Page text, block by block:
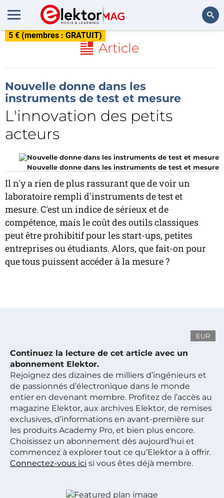
5 € (membres : GRATUIT)
Article
Nouvelle donne dans les
instruments de test et mesure
L'innovation des petits
acteurs
Nouvelle donne dans les instruments de test et mesure
Il n'y a rien de plus rassurant que de voir un
laboratoire rempli d'instruments de test et
mesure. C'est un indice de sérieux et de
compétence, mais le coût des outils classiques
peut être prohibitif pour les start-ups, petites
entreprises ou étudiants. Alors, que fait-on pour
que tous puissent accéder à la mesure ?
EUR
Continuez la lecture de cet article avec un
abonnement Elektor.
Rejoignez des dizaines de milliers d’ingénieurs et
de passionnés d’électronique dans le monde
entier en devenant membre. Profitez de l’accès au
magazine Elektor, aux archives Elektor, de remises
exclusives, d’informations en avant-première sur
les produits Academy Pro, et bien plus encore.
Choisissez un abonnement dès aujourd’hui et
commencez à explorer tout ce qu’Elektor a à offrir.
Connectez-vous ici si vous êtes déjà membre.